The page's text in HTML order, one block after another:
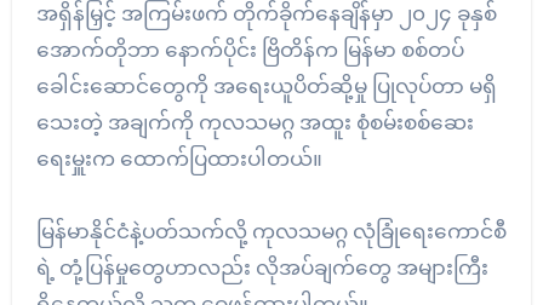
အရှိန်မြှင့် အကြမ်းဖက် တိုက်ခိုက်နေချိန်မှာ ၂၀၂၄ ခုနှစ်
အောက်တိုဘာ နောက်ပိုင်း ဗြိတိန်က မြန်မာ စစ်တပ်
ခေါင်းဆောင်တွေကို အရေးယူပိတ်ဆို့မှု ပြုလုပ်တာ မရှိ
သေးတဲ့ အချက်ကို ကုလသမဂ္ဂ အထူး စုံစမ်းစစ်ဆေး
ရေးမှူးက ထောက်ပြထားပါတယ်။
မြန်မာနိုင်ငံနဲ့ပတ်သက်လို့ ကုလသမဂ္ဂ လုံခြုံရေးကောင်စီ
ရဲ့ တုံ့ပြန်မှုတွေဟာလည်း လိုအပ်ချက်တွေ အများကြီး